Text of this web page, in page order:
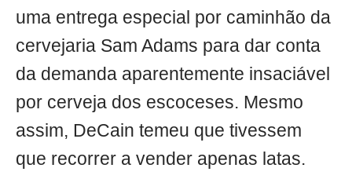
uma entrega especial por caminhão da
cervejaria Sam Adams para dar conta
da demanda aparentemente insaciável
por cerveja dos escoceses. Mesmo
assim, DeCain temeu que tivessem
que recorrer a vender apenas latas.